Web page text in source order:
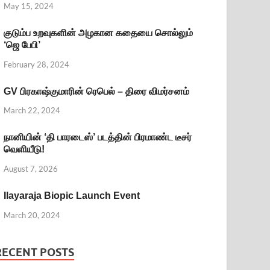
May 15, 2024
குடும்ப உறவுகளின் அழகான கதையை சொல்லும்
‘ஜெ பேபி’
February 28, 2024
GV பிரகாஷ்குமாரின் ரெபெல் – திரை விமர்சனம்
March 22, 2024
நானியின் ‘தி பாரடைஸ்’ படத்தின் பிரமாண்ட டீசர்
வெளியீடு!
August 7, 2026
Ilayaraja Biopic Launch Event
March 20, 2024
POSTS